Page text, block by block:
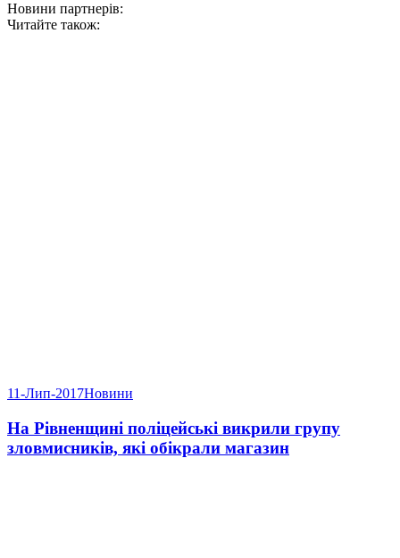
Новини партнерів:
Читайте також:
11-Лип-2017Новини
На Рівненщині поліцейські викрили групу
зловмисників, які обікрали магазин